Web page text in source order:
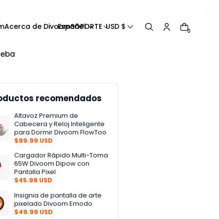
Acerca de DivoomSOPORTE
Contáctanos
Centro de ayuda
Política de reembolso
Términos de Servicio
Español USD $ 0
recomendados
Altavoz Premium de
Cabecera y Reloj Inteligente
para Dormir Divoom FlowToo
$99.99 USD
Cargador Rápido Multi-Toma
65W Divoom Dipow con
Pantalla Pixel
$45.99 USD
Insignia de pantalla de arte
pixelado Divoom Emodo
$49.99 USD